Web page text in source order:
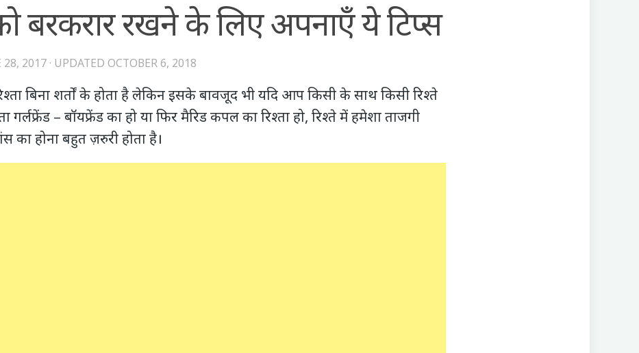
बरकरार रखने के लिए अपनाएँ ये टिप्स
28, 2017 · UPDATED OCTOBER 6, 2018
बिना शर्तों के होता है लेकिन इसके बावजूद भी यदि आप किसी के साथ किसी रिश्ते
गर्लफ्रेंड – बॉयफ्रेंड का हो या फिर मैरिड कपल का रिश्ता हो, रिश्ते में हमेशा ताजगी
का होना बहुत ज़रुरी होता है।